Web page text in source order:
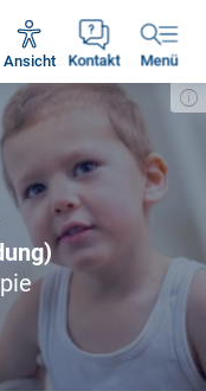
Kontakt
Ansicht Menü
Uhr